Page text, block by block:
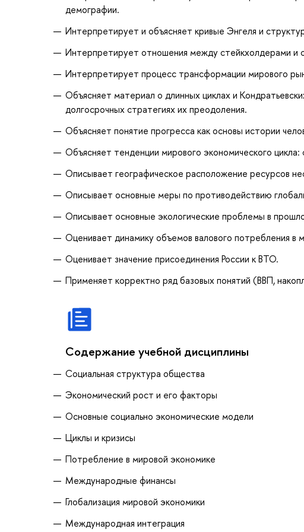
демографии.
Интерпретирует и объясняет кривые Энгеля и
Интерпретирует отношения между стейкхолдерами и
Интерпретирует процесс трансформации мирового
Объясняет материал о длинных циклах и
долгосрочных стратегиях их преодоления.
Объясняет понятие прогресса как основы истории
Объясняет тенденции мирового экономического
Описывает географическое расположение ресурсов
Описывает основные меры по противодействию
Описывает основные экологические проблемы в
Оценивает динамику объемов валового потребления в
Оценивает значение присоединения России к ВТО.
Применяет корректно ряд базовых понятий (ВВП,
Содержание учебной дисциплины
Социальная структура общества
Экономический рост и его факторы
Основные социально экономические модели
Циклы и кризисы
Потребление в мировой экономике
Международные финансы
Глобализация мировой экономики
Международная интеграция